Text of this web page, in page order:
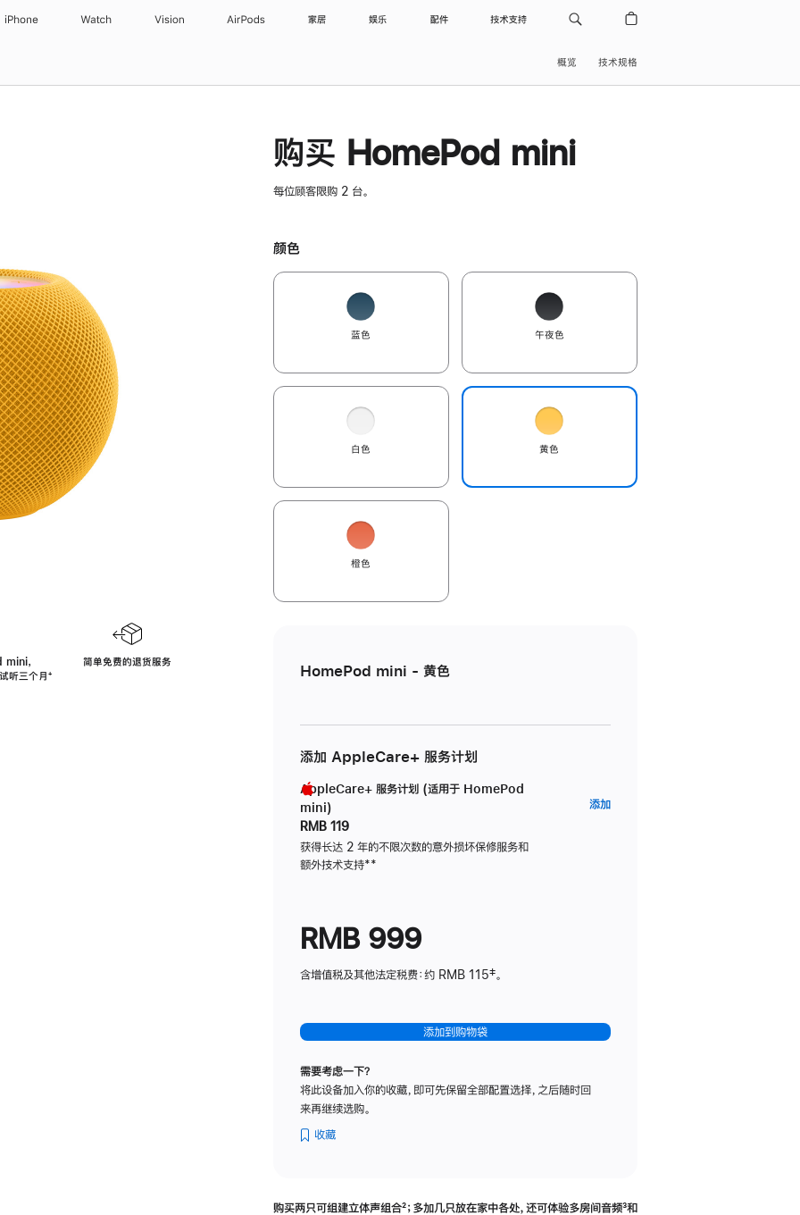
iPhone Watch Vision AirPods 家居 娱乐 配件 技术支持
概览 技术规格
，
听三个月脚
⁺
简单免费的退货服务
购买 HomePod mini
每位顾客限购 2 台。
颜色
蓝色 午夜色
白色 黄色
橙色
HomePod mini - 黄色
添加 AppleCare+ 服务计划
AppleCare+ 服务计划 (适用于 HomePod
mini)
RMB 119
获得长达 2 年的不限次数的意外损坏保修服务和
额外技术支持脚
**
添加AppleCare+
RMB 999
含增值税及其他法定税费：约 RMB 115‡。
添加到购物袋
需要考虑一下？
将此设备加入你的收藏，即可先保留全部配置选择，之后随时回
来再继续选购。
收藏
购买两只可组建立体声组合脚
²；多加几只放在家中各处，还可体验多‍房‍间音频脚
³和